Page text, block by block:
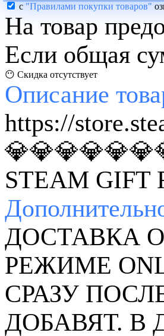
с "Правилами покупки товаров"
На товар
Если общая
😶 Скидка отсутствует
Описание
https://
STEAM
ДОСТАВКА
РЕЖИМЕ
СРАЗУ
ДОБАВЯТ. В